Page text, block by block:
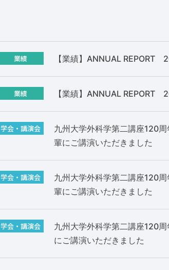
業績 【業績】ANNUAL REPORT
業績 【業績】ANNUAL REPORT
学会・講演会
九州⼤学外科学第二講座120
輩にご講演いただきました
学会・講演会
九州⼤学外科学第二講座120
輩にご講演いただきました
学会・講演会
九州⼤学外科学第二講座120
にご講演いただきました